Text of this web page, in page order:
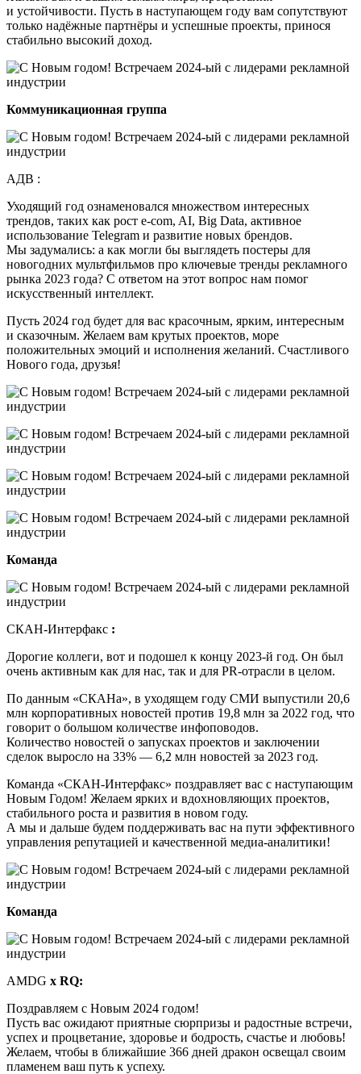
и устойчивости. Пусть в наступающем году вам сопутствуют
только надёжные партнёры и успешные проекты, принося
стабильно высокий доход.
Коммуникационная группа
АДВ :
Уходящий год ознаменовался множеством интересных
трендов, таких как рост e-com, AI, Big Data, активное
использование Telegram и развитие новых брендов.
Мы задумались: а как могли бы выглядеть постеры для
новогодних мультфильмов про ключевые тренды рекламного
рынка 2023 года? С ответом на этот вопрос нам помог
искусственный интеллект.
Пусть 2024 год будет для вас красочным, ярким, интересным
и сказочным. Желаем вам крутых проектов, море
положительных эмоций и исполнения желаний. Счастливого
Нового года, друзья!
Команда
СКАН-Интерфакс :
Дорогие коллеги, вот и подошел к концу 2023-й год. Он был
очень активным как для нас, так и для PR-отрасли в целом.
По данным «СКАНа», в уходящем году СМИ выпустили 20,6
млн корпоративных новостей против 19,8 млн за 2022 год, что
говорит о большом количестве инфоповодов.
Количество новостей о запусках проектов и заключении
сделок выросло на 33% — 6,2 млн новостей за 2023 год.
Команда «СКАН-Интерфакс» поздравляет вас с наступающим
Новым Годом! Желаем ярких и вдохновляющих проектов,
стабильного роста и развития в новом году.
А мы и дальше будем поддерживать вас на пути эффективного
управления репутацией и качественной медиа-аналитики!
Команда
AMDG х RQ:
Поздравляем с Новым 2024 годом!
Пусть вас ожидают приятные сюрпризы и радостные встречи,
успех и процветание, здоровье и бодрость, счастье и любовь!
Желаем, чтобы в ближайшие 366 дней дракон освещал своим
пламенем ваш путь к успеху.